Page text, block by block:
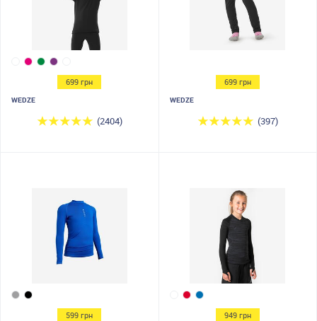
699 грн
WEDZE
(2404)
699 грн
WEDZE
(397)
599 грн 949 грн